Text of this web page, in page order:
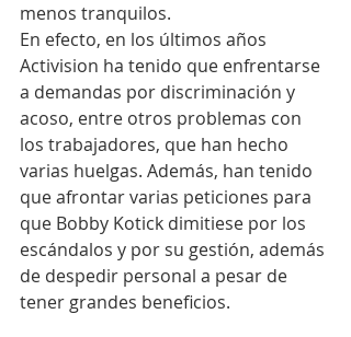
menos tranquilos.
En efecto, en los últimos años
Activision ha tenido que enfrentarse
a demandas por discriminación y
acoso, entre otros problemas con
los trabajadores, que han hecho
varias huelgas. Además, han tenido
que afrontar varias peticiones para
que Bobby Kotick dimitiese por los
escándalos y por su gestión, además
de despedir personal a pesar de
tener grandes beneficios.